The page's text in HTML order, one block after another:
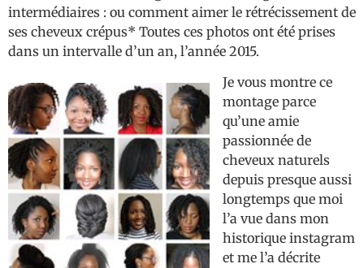
intermédiaires : ou comment aimer le rétrécissement de
ses cheveux crépus* Toutes ces photos ont été prises
dans un intervalle d’un an, l’année 2015.
Je vous montre ce
montage parce
qu’une amie
passionnée de
cheveux naturels
depuis presque aussi
longtemps que moi
l’a vue dans mon
historique instagram
et me l’a décrite